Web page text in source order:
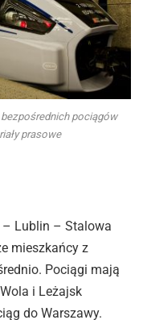
pociągów
prasowe
– Lublin – Stalowa
mieszkańcy z
Pociągi mają
i Leżajsk
do Warszawy.